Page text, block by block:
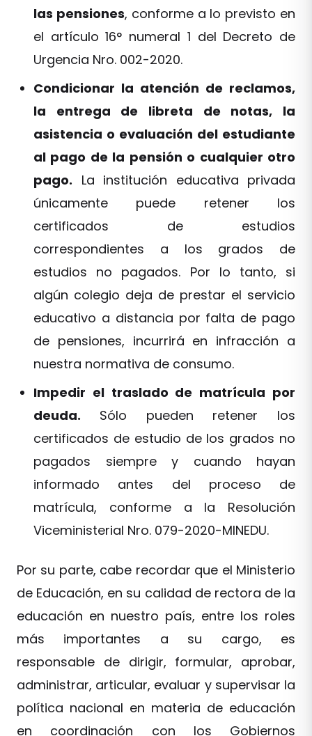
las pensiones, conforme a lo previsto en
el artículo 16° numeral 1 del Decreto de
Urgencia Nro. 002-2020.
Condicionar la atención de reclamos,
la entrega de libreta de notas, la
asistencia o evaluación del estudiante
al pago de la pensión o cualquier otro
pago. La institución educativa privada
únicamente puede retener los
certificados de estudios
correspondientes a los grados de
estudios no pagados. Por lo tanto, si
algún colegio deja de prestar el servicio
educativo a distancia por falta de pago
de pensiones, incurrirá en infracción a
nuestra normativa de consumo.
Impedir el traslado de matrícula por
deuda. Sólo pueden retener los
certificados de estudio de los grados no
pagados siempre y cuando hayan
informado antes del proceso de
matrícula, conforme a la Resolución
Viceministerial Nro. 079-2020-MINEDU.
Por su parte, cabe recordar que el Ministerio
de Educación, en su calidad de rectora de la
educación en nuestro país, entre los roles
más importantes a su cargo, es
responsable de dirigir, formular, aprobar,
administrar, articular, evaluar y supervisar la
política nacional en materia de educación
en coordinación con los Gobiernos